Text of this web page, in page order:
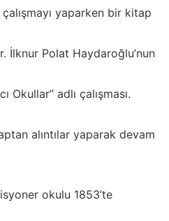
yaparken bir kitap
İlknur Polat Haydaroğlu’nun
Okullar” adlı çalışması.
alıntılar yaparak devam
okulu 1853’te